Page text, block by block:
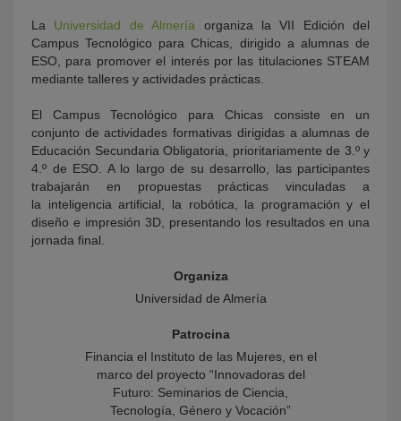
La Universidad de Almería organiza la VII Edición del
Campus Tecnológico para Chicas, dirigido a alumnas de
ESO, para promover el interés por las titulaciones STEAM
mediante talleres y actividades prácticas.
El Campus Tecnológico para Chicas consiste en un
conjunto de actividades formativas dirigidas a alumnas de
Educación Secundaria Obligatoria, prioritariamente de 3.º y
4.º de ESO. A lo largo de su desarrollo, las participantes
trabajarán en propuestas prácticas vinculadas a
la inteligencia artificial, la robótica, la programación y el
diseño e impresión 3D, presentando los resultados en una
jornada final.
Organiza
Universidad de Almería
Patrocina
Financia el Instituto de las Mujeres, en el
marco del proyecto “Innovadoras del
Futuro: Seminarios de Ciencia,
Tecnología, Género y Vocación”